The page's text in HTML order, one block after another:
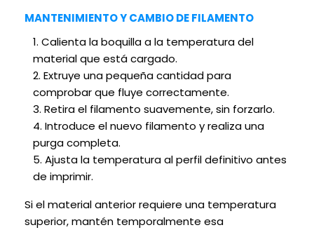
MANTENIMIENTO Y CAMBIO DE FILAMENTO
Calienta la boquilla a la temperatura del
material que está cargado.
Extruye una pequeña cantidad para
comprobar que fluye correctamente.
Retira el filamento suavemente, sin forzarlo.
Introduce el nuevo filamento y realiza una
purga completa.
Ajusta la temperatura al perfil definitivo antes
de imprimir.
Si el material anterior requiere una temperatura
superior, mantén temporalmente esa